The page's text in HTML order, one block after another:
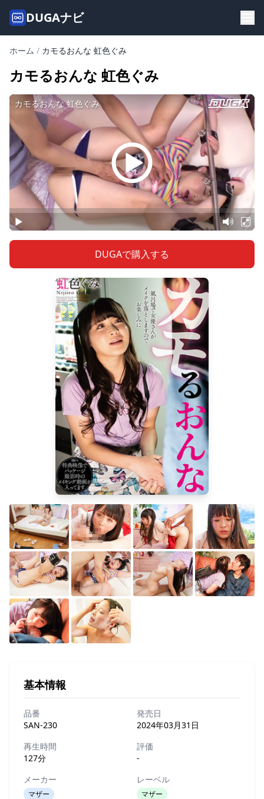
DUGAナビ
ホーム / カモるおんな 虹色ぐみ
カモるおんな 虹色ぐみ
DUGAで購入する
基本情報
品番
SAN-230
発売日
2024年03月31日
再生時間
127分
評価
-
メーカー
マザー
レーベル
マザー